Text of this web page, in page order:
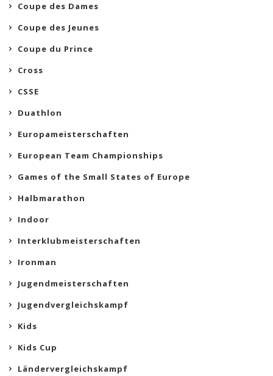
Coupe des Dames
Coupe des Jeunes
Coupe du Prince
Cross
CSSE
Duathlon
Europameisterschaften
European Team Championships
Games of the Small States of Europe
Halbmarathon
Indoor
Interklubmeisterschaften
Ironman
Jugendmeisterschaften
Jugendvergleichskampf
Kids
Kids Cup
Ländervergleichskampf